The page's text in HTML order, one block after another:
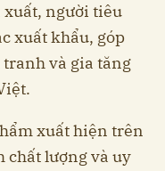
xuất, người tiêu
xuất khẩu, góp
và gia tăng
xuất hiện trên
chất lượng và uy